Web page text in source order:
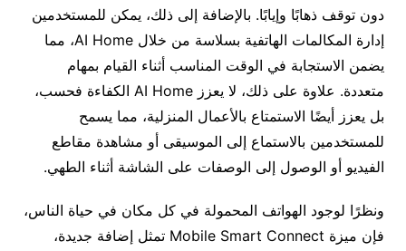
دون توقف ذهابًا وإيابًا. بالإضافة إلى ذلك، يمكن للمستخدمين
إدارة المكالمات الهاتفية بسلاسة من خلال AI Home، مما
يضمن الاستجابة في الوقت المناسب أثناء القيام بمهام
متعددة. علاوة على ذلك، لا يعزز AI Home الكفاءة فحسب،
بل يعزز أيضًا الاستمتاع بالأعمال المنزلية، مما يسمح
للمستخدمين بالاستماع إلى الموسيقى أو مشاهدة مقاطع
الفيديو أو الوصول إلى الوصفات على الشاشة أثناء الطهي.
ونظرًا لوجود الهواتف المحمولة في كل مكان في حياة الناس،
فإن ميزة Mobile Smart Connect تمثل إضافة جديدة،